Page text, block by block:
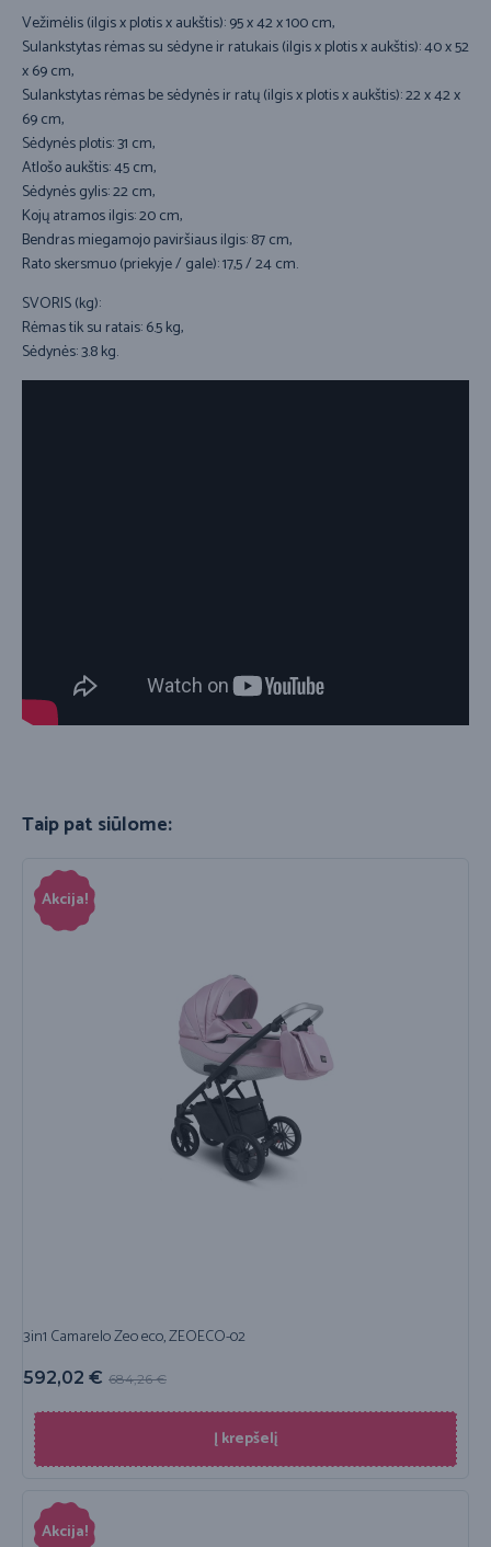
Vežimėlis (ilgis x plotis x aukštis): 95 x 42 x 100 cm,
Sulankstytas rėmas su sėdyne ir ratukais (ilgis x plotis x aukštis): 40 x 52
x 69 cm,
Sulankstytas rėmas be sėdynės ir ratų (ilgis x plotis x aukštis): 22 x 42 x
69 cm,
Sėdynės plotis: 31 cm,
Atlošo aukštis: 45 cm,
Sėdynės gylis: 22 cm,
Kojų atramos ilgis: 20 cm,
Bendras miegamojo paviršiaus ilgis: 87 cm,
Rato skersmuo (priekyje / gale): 17,5 / 24 cm.
SVORIS (kg):
Rėmas tik su ratais: 6.5 kg,
Sėdynės: 3.8 kg.
Taip pat siūlome:
Akcija!
3in1 Camarelo Zeo eco, ZEOECO-02
684,26€
592,02 €
Į krepšelį
Akcija!